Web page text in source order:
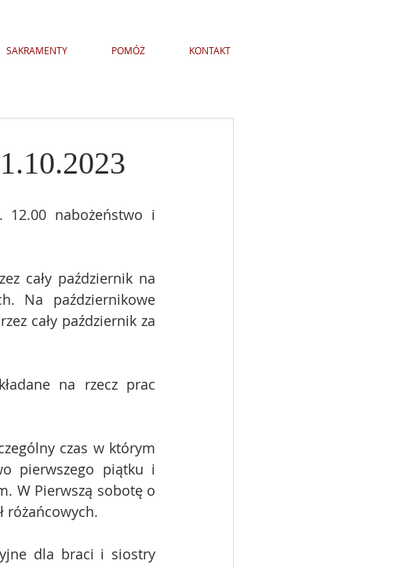
SAKRAMENTY POMÓŻ KONTAKT
12.00 nabożeństwo i
cały październik na
Na październikowe
cały październik za
na rzecz prac
czas w którym
pierwszego piątku i
W Pierwszą sobotę o
różańcowych.
dla braci i siostry